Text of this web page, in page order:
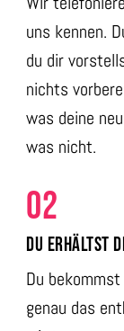
uns kennen.
du dir
nichts
was deine
was nicht.
02
DU ERHÄLTST
Du
genau das